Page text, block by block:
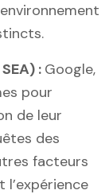
: Google,
pour
de leur
des
facteurs
l’expérience